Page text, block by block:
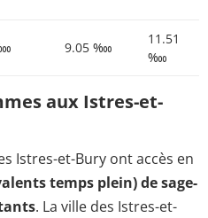
9.05 ‱
11.51
‱
aux Istres-et-
Istres-et-Bury ont accès en
temps plein) de sage-
. La ville des Istres-et-